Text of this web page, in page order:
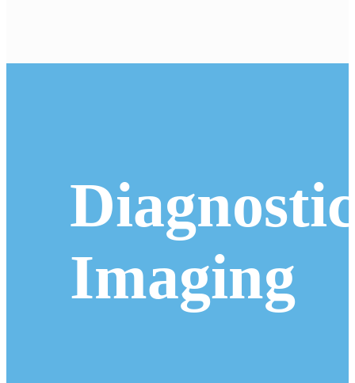
Diagnostic
Imaging